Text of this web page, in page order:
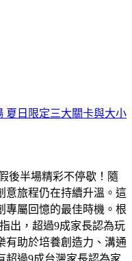
夏日限定三大關卡與大小
後半場精彩不停歇！隨
意旅程仍在持續升溫。這
專屬回憶的最佳時機。根
出，超過9成家長認為玩
有助於培養創造力、溝通
超過9成台灣家長認為家